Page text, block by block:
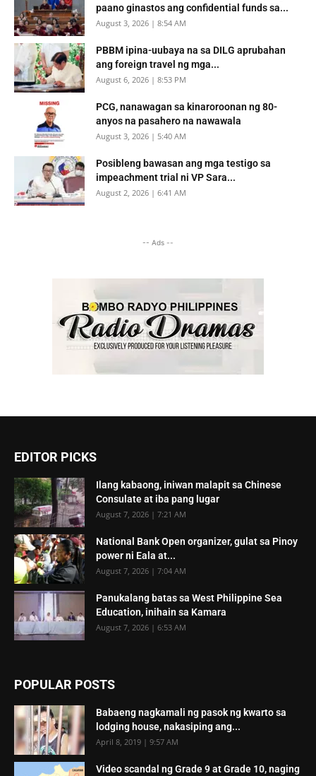
paano ginastos ang confidential funds sa...
August 3, 2026 | 8:54 AM
PBBM ipina-uubaya na sa DILG aprubahan
ang foreign travel ng mga...
August 6, 2026 | 8:53 PM
PCG, nanawagan sa kinaroroonan ng 80-
anyos na pasahero na nawawala
August 3, 2026 | 5:40 AM
Posibleng bawasan ang mga testigo sa
impeachment trial ni VP Sara...
August 2, 2026 | 6:41 AM
-- Ads --
EDITOR PICKS
Ilang kabaong, iniwan malapit sa Chinese
Consulate at iba pang lugar
August 7, 2026 | 7:21 AM
National Bank Open organizer, gulat sa Pinoy
power ni Eala at...
August 7, 2026 | 7:04 AM
Panukalang batas sa West Philippine Sea
Education, inihain sa Kamara
August 7, 2026 | 6:53 AM
POPULAR POSTS
Babaeng nagkamali ng pasok ng kwarto sa
lodging house, nakasiping ang...
April 8, 2019 | 9:57 AM
Video scandal ng Grade 9 at Grade 10, naging